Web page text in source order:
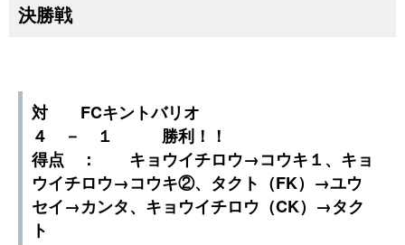
決勝戦
対 FCキントバリオ
４ － １ 勝利！！
得点 ： キョウイチロウ→コウキ１、キョ
ウイチロウ→コウキ②、タクト（FK）→ユウ
セイ→カンタ、キョウイチロウ（CK）→タク
ト